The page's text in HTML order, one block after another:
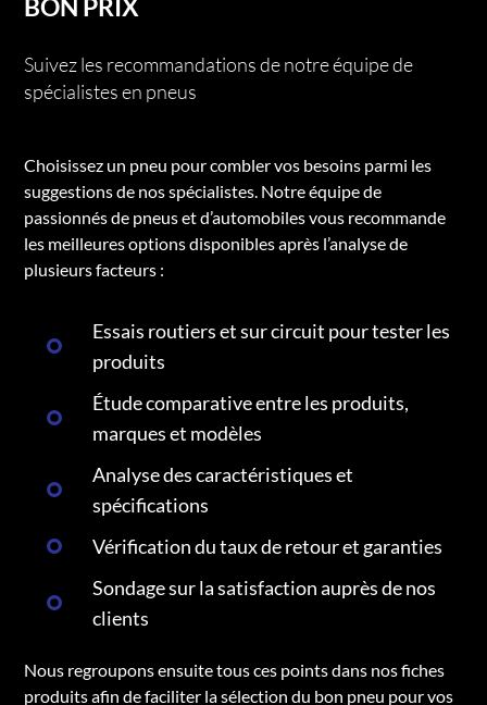
BON PRIX
Suivez les recommandations de notre équipe de
spécialistes en pneus
Choisissez un pneu pour combler vos besoins parmi les
suggestions de nos spécialistes. Notre équipe de
passionnés de pneus et d’automobiles vous recommande
les meilleures options disponibles après l’analyse de
plusieurs facteurs :
Essais routiers et sur circuit pour tester les
produits
Étude comparative entre les produits,
marques et modèles
Analyse des caractéristiques et
spécifications
Vérification du taux de retour et garanties
Sondage sur la satisfaction auprès de nos
clients
Nous regroupons ensuite tous ces points dans nos fiches
produits afin de faciliter la sélection du bon pneu pour vos